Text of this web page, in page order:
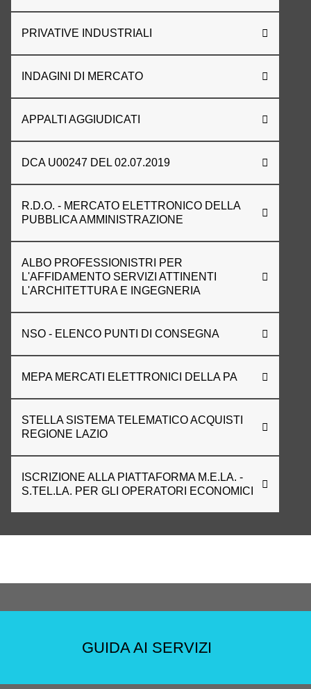
PRIVATIVE INDUSTRIALI
INDAGINI DI MERCATO
APPALTI AGGIUDICATI
DCA U00247 DEL 02.07.2019
R.D.O. - MERCATO ELETTRONICO DELLA
PUBBLICA AMMINISTRAZIONE
ALBO PROFESSIONISTRI PER
L'AFFIDAMENTO SERVIZI ATTINENTI
L'ARCHITETTURA E INGEGNERIA
NSO - ELENCO PUNTI DI CONSEGNA
MEPA MERCATI ELETTRONICI DELLA PA
STELLA SISTEMA TELEMATICO ACQUISTI
REGIONE LAZIO
ISCRIZIONE ALLA PIATTAFORMA M.E.LA. -
S.TEL.LA. PER GLI OPERATORI ECONOMICI
GUIDA AI SERVIZI